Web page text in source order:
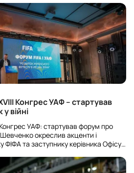
Конгрес УАФ – стартував
війні
УАФ: стартував форум про
Шевченко окреслив акценти і
ФІФА та заступнику керівника Офісу